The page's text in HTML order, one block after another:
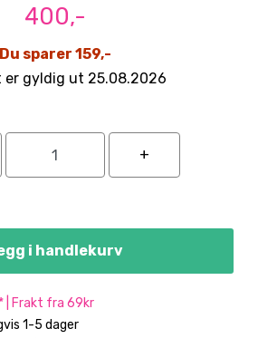
400,-
Du sparer 159,-
er gyldig ut 25.08.2026
i handlekurv
| Frakt fra 69kr
1-5 dager